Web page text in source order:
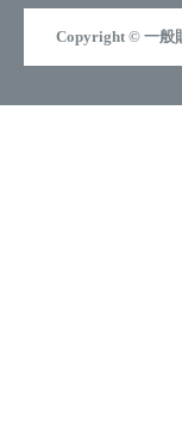
Copyright © 一般